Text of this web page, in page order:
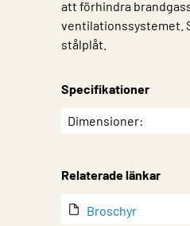
att förhindra
ventilationssystemet.
stålplåt.
Specifikationer
EgenskapVärde
Dimensioner
Relaterade länkar
Broschyr